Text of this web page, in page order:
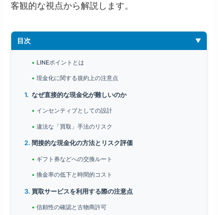
客観的な視点から解説します。
目次
LINEポイントとは
現金化に関する規約上の注意点
なぜ直接的な現金化が難しいのか
インセンティブとしての設計
違法な「買取」手法のリスク
間接的な現金化の方法とリスク評価
ギフト券などへの交換ルート
換金率の低下と時間的コスト
買取サービスを利用する際の注意点
信頼性の確認と古物商許可